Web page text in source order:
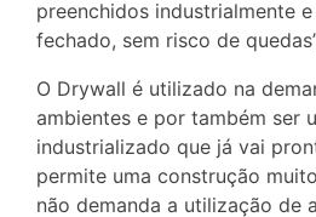
preenchidos industrialmente
fechado, sem risco de
O Drywall é utilizado na
ambientes e por também ser
industrializado que já vai
permite uma construção
não demanda a utilização de